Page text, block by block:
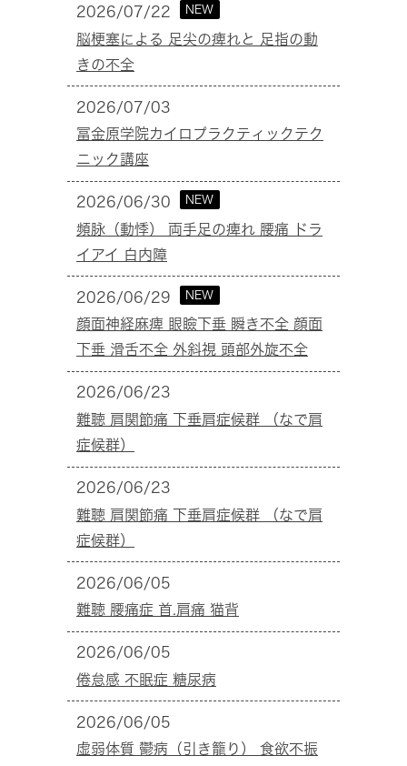
2026/07/22 NEW
脳梗塞による 足尖の痺れと 足指の動
きの不全
2026/07/03
冨金原学院カイロプラクティックテク
ニック講座
2026/06/30 NEW
頻脉（動悸） 両手足の痺れ 腰痛 ドラ
イアイ 白内障
2026/06/29 NEW
顔面神経麻痺 眼瞼下垂 瞬き不全 顔面
下垂 滑舌不全 外斜視 頭部外旋不全
2026/06/23
難聴 肩関節痛 下垂肩症候群 （なで肩
症候群）
2026/06/23
難聴 肩関節痛 下垂肩症候群 （なで肩
症候群）
2026/06/05
難聴 腰痛症 首.肩痛 猫背
2026/06/05
倦怠感 不眠症 糖尿病
2026/06/05
虚弱体質 鬱病（引き籠り） 食欲不振